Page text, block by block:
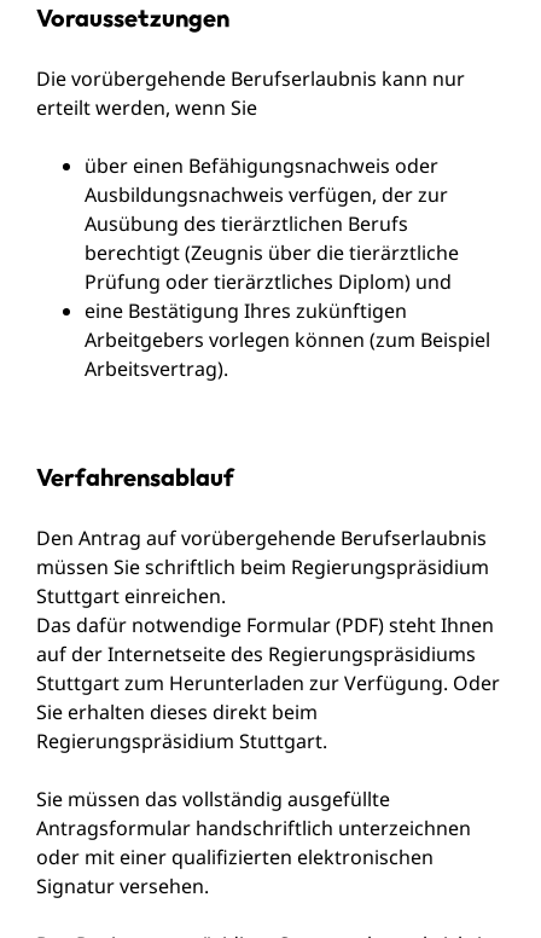
Voraussetzungen
Die vorübergehende Berufserlaubnis kann nur
erteilt werden, wenn Sie
über einen Befähigungsnachweis oder
Ausbildungsnachweis verfügen, der zur
Ausübung des tierärztlichen Berufs
berechtigt(Zeugnis über die tierärztliche
Prüfung oder tierärztliches Diplom) und
eine Bestätigung Ihres zukünftigen
Arbeitgebers vorlegen können (zum Beispiel
Arbeitsvertrag).
Verfahrensablauf
Den Antrag auf vorübergehende Berufserlaubnis
müssen Sie schriftlich beim Regierungspräsidium
Stuttgart einreichen.
Das dafür notwendige Formular (PDF)steht Ihnen
auf der Internetseite des Regierungspräsidiums
Stuttgart zum Herunterladen zur Verfügung. Oder
Sie erhalten dieses direkt beim
Regierungspräsidium Stuttgart.
Sie müssen das vollständig ausgefüllte
Antragsformular handschriftlich unterzeichnen
oder mit einer qualifizierten elektronischen
Signatur versehen.